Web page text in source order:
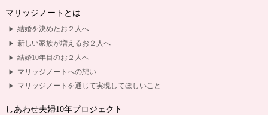
マリッジノートとは
結婚を決めたお２人へ
新しい家族が増えるお２人へ
結婚10年目のお２人へ
マリッジノートへの想い
マリッジノートを通じて実現してほしいこと
しあわせ夫婦10年プロジェクト